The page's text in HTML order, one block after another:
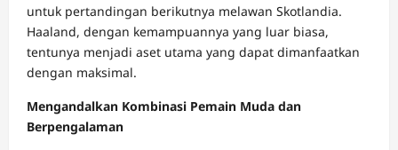
untuk pertandingan berikutnya melawan Skotlandia.
Haaland, dengan kemampuannya yang luar biasa,
tentunya menjadi aset utama yang dapat dimanfaatkan
dengan maksimal.
Mengandalkan Kombinasi Pemain Muda dan
Berpengalaman